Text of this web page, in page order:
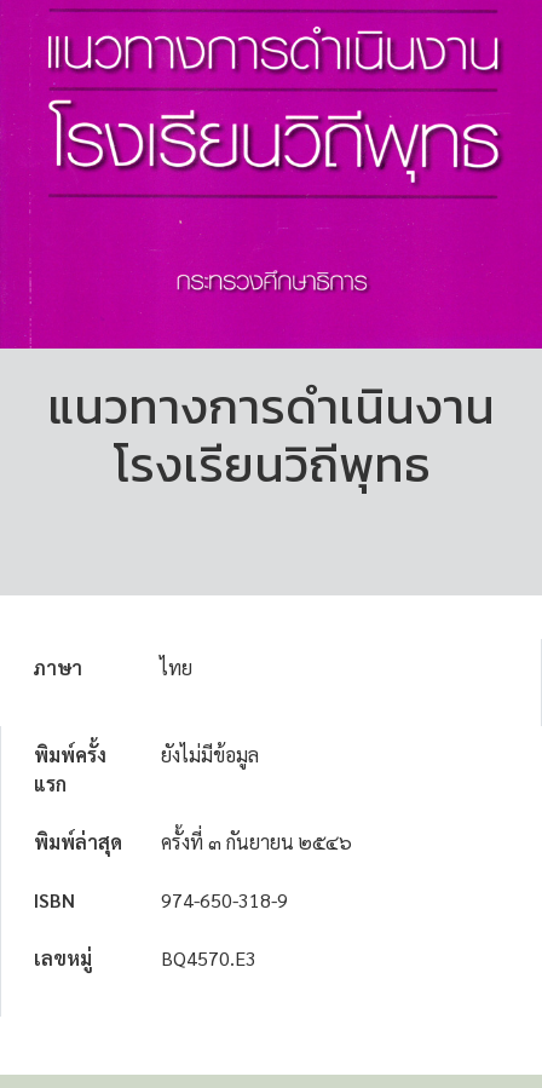
แนวทางการดำเนินงาน
โรงเรียนวิถีพุทธ
ภาษา ไทย
พิมพ์ครั้ง
แรก
ยังไม่มีข้อมูล
พิมพ์ล่าสุด ครั้งที่ ๓ กันยายน ๒๕๔๖
ISBN 974-650-318-9
เลขหมู่ BQ4570.E3